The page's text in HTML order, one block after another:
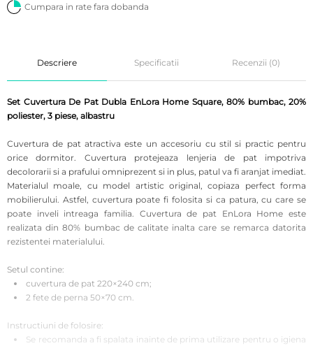
Cumpara in rate fara dobanda
Descriere Specificatii Recenzii (0)
Set Cuvertura De Pat Dubla EnLora Home Square, 80% bumbac, 20%
poliester, 3 piese, albastru
Cuvertura de pat atractiva este un accesoriu cu stil si practic pentru
orice dormitor. Cuvertura protejeaza lenjeria de pat impotriva
decolorarii si a prafului omniprezent si in plus, patul va fi aranjat imediat.
Materialul moale, cu model artistic original, copiaza perfect forma
mobilierului. Astfel, cuvertura poate fi folosita si ca patura, cu care se
poate inveli intreaga familia. Cuvertura de pat EnLora Home este
realizata din 80% bumbac de calitate inalta care se remarca datorita
rezistentei materialului.
Setul contine:
cuvertura de pat 220×240 cm;
2 fete de perna 50×70 cm.
Instructiuni de folosire:
Se recomanda a fi spalata inainte de prima utilizare pentru o igiena